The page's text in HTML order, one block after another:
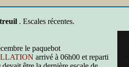
. Escales récentes.
le paquebot
arrivé à 06h00 et reparti